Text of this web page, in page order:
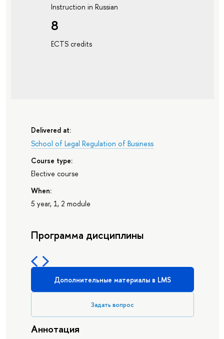
Instruction in Russian
8
ECTS credits
Delivered at:
School of Legal Regulation of Business
Course type:
Elective course
When:
5 year, 1, 2 module
Программа дисциплины
Дополнительные материалы в LMS
Задать вопрос
Аннотация